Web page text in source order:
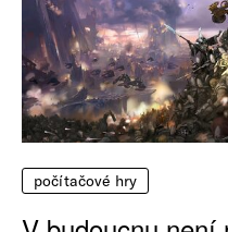
počítačové hry